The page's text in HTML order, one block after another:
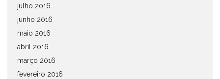
julho 2016
junho 2016
maio 2016
abril 2016
março 2016
fevereiro 2016